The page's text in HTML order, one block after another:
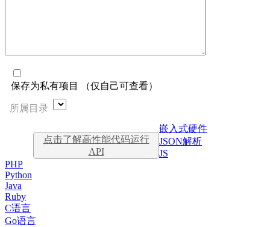
保存为私有项目 （仅自己可查看）
所属目录
点击了解高性能代码运行
API
嵌入式硬件
JSON解析
JS
PHP
Python
Java
Ruby
C语言
Go语言